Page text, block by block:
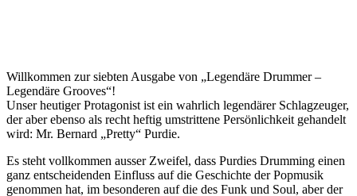
Willkommen zur siebten Ausgabe von „Legendäre Drummer –
Legendäre Grooves“!
Unser heutiger Protagonist ist ein wahrlich legendärer Schlagzeuger,
der aber ebenso als recht heftig umstrittene Persönlichkeit gehandelt
wird: Mr. Bernard „Pretty“ Purdie.
Es steht vollkommen ausser Zweifel, dass Purdies Drumming einen
ganz entscheidenden Einfluss auf die Geschichte der Popmusik
genommen hat, im besonderen auf die des Funk und Soul, aber der